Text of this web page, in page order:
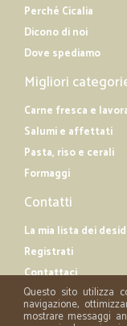
Perché Cicalia
Dicono di noi
Dove spediamo
Migliori
Carne fresca e
Salumi e affettati
Pasta, riso e cerali
Formaggi
Contatti
La mia lista dei
Registrati
Contattaci
Questo sito utilizza
navigazione,
mostrare messaggi